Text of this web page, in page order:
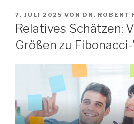
VERÖFFENTLICHT
AM
7. JULI 2025 VON DR. ROBERT
Relatives Schätzen:
Größen zu